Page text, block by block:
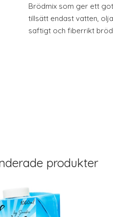
Brödmix som ger ett
tillsätt endast vatten,
saftigt och fiberrikt
produkter